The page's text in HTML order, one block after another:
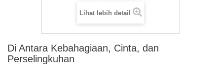
Lihat lebih detail
Di Antara Kebahagiaan, Cinta, dan
Perselingkuhan